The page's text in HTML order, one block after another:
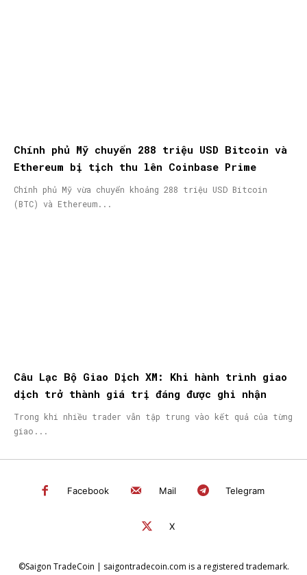
Chính phủ Mỹ chuyển 288 triệu USD Bitcoin và
Ethereum bị tịch thu lên Coinbase Prime
Chính phủ Mỹ vừa chuyển khoảng 288 triệu USD Bitcoin
(BTC) và Ethereum...
Câu Lạc Bộ Giao Dịch XM: Khi hành trình giao
dịch trở thành giá trị đáng được ghi nhận
Trong khi nhiều trader vẫn tập trung vào kết quả của từng
giao...
Facebook Mail Telegram
X
©Saigon TradeCoin | saigontradecoin.com is a registered trademark.